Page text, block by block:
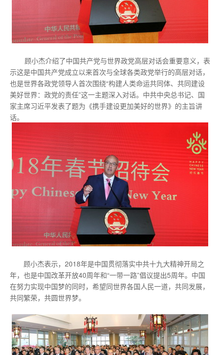
顾小杰介绍了中国共产党与世界政党高层对话会重要意义，表
示这是中国共产党成立以来首次与全球各类政党举行的高层对话，
也是世界各政党领导人首次围绕“构建人类命运共同体、共同建设
美好世界：政党的责任”这一主题深入对话。中共中央总书记、国
家主席习近平发表了题为《携手建设更加美好的世界》的主旨讲
话。
顾小杰表示，2018年是中国贯彻落实中共十九大精神开局之
年，也是中国改革开放40周年和“一带一路”倡议提出5周年。中国
在努力实现中国梦的同时，希望同世界各国人民一道，共同发展，
共同繁荣，共圆世界梦。